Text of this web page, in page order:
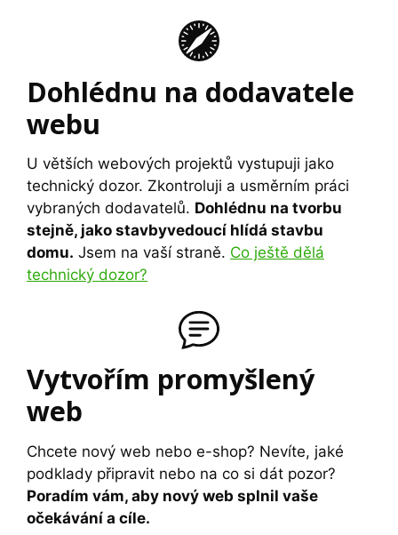
Dohlédnu na dodavatele
webu
U větších webových projektů vystupuji jako
technický dozor. Zkontroluji a usměrním práci
vybraných dodavatelů. Dohlédnu na tvorbu
stejně, jako stavbyvedoucí hlídá stavbu
domu. Jsem na vaší straně. Co ještě dělá
technický dozor?
Vytvořím promyšlený
web
Chcete nový web nebo e-shop? Nevíte, jaké
podklady připravit nebo na co si dát pozor?
Poradím vám, aby nový web splnil vaše
očekávání a cíle.